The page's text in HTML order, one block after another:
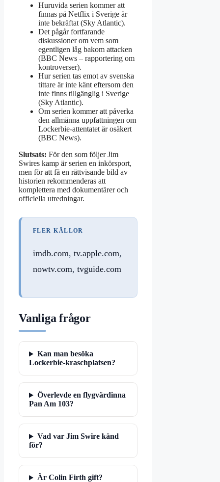
Huruvida serien kommer att
finnas på Netflix i Sverige är
inte bekräftat (Sky Atlantic).
Det pågår fortfarande
diskussioner om vem som
egentligen låg bakom attacken
(BBC News – rapportering om
kontroverser).
Hur serien tas emot av svenska
tittare är inte känt eftersom den
inte finns tillgänglig i Sverige
(Sky Atlantic).
Om serien kommer att påverka
den allmänna uppfattningen om
Lockerbie-attentatet är osäkert
(BBC News).
Slutsats: För den som följer Jim
Swires kamp är serien en inkörsport,
men för att få en rättvisande bild av
historien rekommenderas att
komplettera med dokumentärer och
officiella utredningar.
FLER KÄLLOR
imdb.com, tv.apple.com,
nowtv.com, tvguide.com
Vanliga frågor
Kan man besöka
Lockerbie-kraschplatsen?
Överlevde en flygvärdinna
Pan Am 103?
Vad var Jim Swire känd
för?
Är Colin Firth gift?